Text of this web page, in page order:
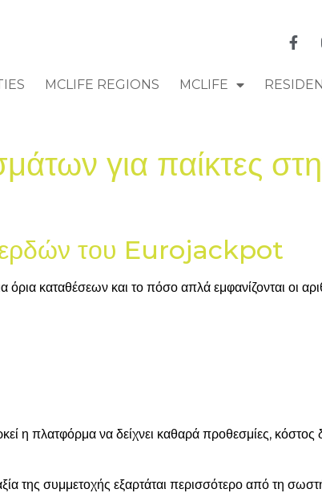
MCLIFE REGIONS MCLIFE
για παίκτες
κερδών του Eurojackpot
καταθέσεων και το πόσο απλά εμφανίζονται οι
η πλατφόρμα να δείχνει καθαρά προθεσμίες, κόστος
της συμμετοχής εξαρτάται περισσότερο από τη